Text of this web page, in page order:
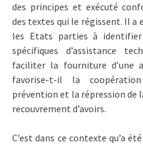
des principes et exécuté
des textes qui le régissent. Il a
les Etats parties à
spécifiques d’assistance
faciliter la fourniture d’une
favorise-t-il la
prévention et la répression
recouvrement d’avoirs.
C’est dans ce contexte qu’a